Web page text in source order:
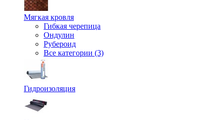
Мягкая кровля
Гибкая черепица
Ондулин
Рубероид
Все категории (3)
Гидроизоляция